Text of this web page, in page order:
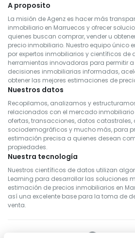
A proposito
La misión de Agenz es hacer más
inmobiliario en Marruecos y ofrecer
quienes buscan comprar, vender u
precio inmobiliario. Nuestro equipo único
por expertos inmobiliarios y científicos de
herramientas innovadoras para permitir
decisiones inmobiliarias informadas,
obtener las mejores estimaciones de
Nuestros datos
Recopilamos, analizamos y
relacionados con el mercado inmobiliario
ofertas, transacciones, datos catastrales,
sociodemográficos y mucho más, para
estimación precisa a quienes desean
propiedades.
Nuestra tecnología
Nuestros científicos de datos utilizan
Learning para desarrollar las soluciones
estimación de precios inmobiliarios en
así una excelente base para la toma de
venta.